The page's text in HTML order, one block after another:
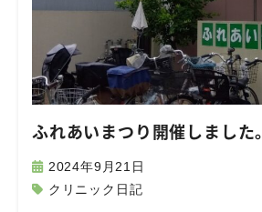
ふれあいまつり開催しました。
2024年9月21日
クリニック日記